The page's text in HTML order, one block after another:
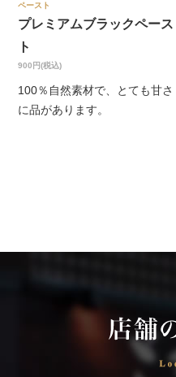
ペースト
プレミアムブラックペース
ト
900円(税込)
100％自然素材で、とても甘さ
に品があります。